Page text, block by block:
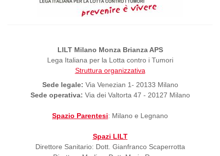
LILT Milano Monza Brianza APS
Lega Italiana per la Lotta contro i Tumori
Struttura organizzativa
Sede legale: Via Venezian 1- 20133 Milano
Sede operativa: Via dei Valtorta 47 - 20127 Milano
Spazio Parentesi: Milano e Legnano
Spazi LILT
Direttore Sanitario: Dott. Gianfranco Scaperrotta